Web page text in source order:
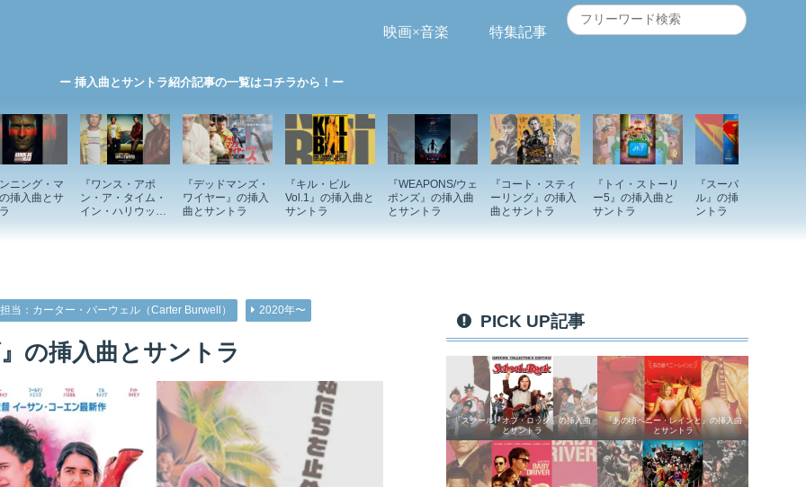
映画×音楽 特集記事
ー 挿入曲とサントラ紹介記事の一覧はコチラから！ー
ニング・マ
挿入曲とサ
『ワンス・アポ
ン・ア・タイム・
イン・ハリウッ
『デッドマンズ・
ワイヤー』の挿入
曲とサントラ
『キル・ビル
Vol.1』の挿入曲と
サントラ
『WEAPONS/ウェ
ポンズ』の挿入曲
とサントラ
『コート・スティ
ーリング』の挿入
曲とサントラ
『トイ・ストーリ
ー5』の挿入曲と
サントラ
『スーパーガー
ル』の挿入曲とサ
ントラ
当：カーター・バーウェル（Carter Burwell） 2020年〜
の挿入曲とサントラ
PICK UP記事
『スクール・オブ・ロック』の挿入曲
とサントラ
『あの頃ペニー・レインと』の挿入曲
とサントラ